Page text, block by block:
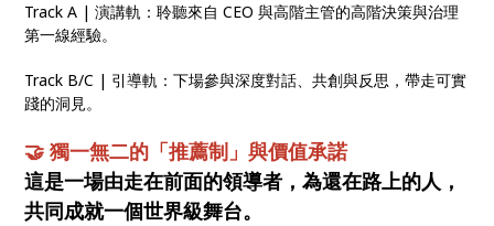
Track A | 演講軌：聆聽來自 CEO 與高階主管的高階決策與治理
第一線經驗。
Track B/C | 引導軌：下場參與深度對話、共創與反思，帶走可實
踐的洞見。
🤝 獨一無二的「推薦制」與價值承諾
這是一場由走在前面的領導者，為還在路上的人，
共同成就一個世界級舞台。